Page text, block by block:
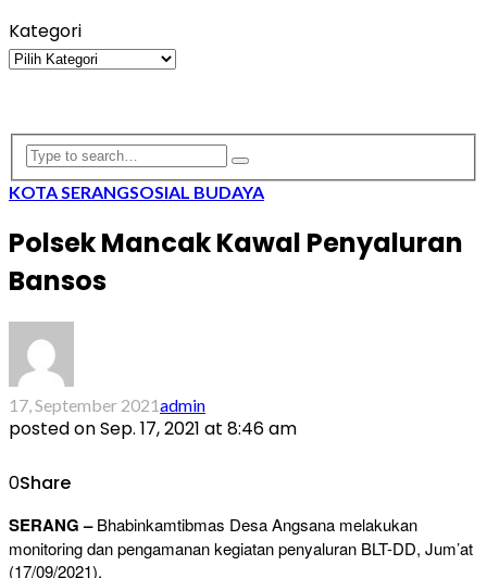
Kategori
Kategori
KOTA SERANGSOSIAL BUDAYA
Polsek Mancak Kawal Penyaluran
Bansos
17, September 2021admin
posted onSep. 17, 2021 at 8:46 am
0Share
SERANG –Bhabinkamtibmas Desa Angsana melakukan
monitoring dan pengamanan kegiatan penyaluran BLT-DD, Jum’at
(17/09/2021).